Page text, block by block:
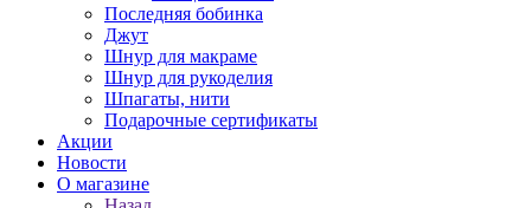
Последняя бобинка
Джут
Шнур для макраме
Шнур для рукоделия
Шпагаты, нити
Подарочные сертификаты
Акции
Новости
О магазине